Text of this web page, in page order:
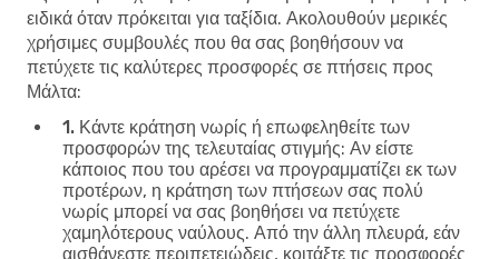
ειδικά όταν πρόκειται για ταξίδια. Ακολουθούν μερικές
χρήσιμες συμβουλές που θα σας βοηθήσουν να
πετύχετε τις καλύτερες προσφορές σε πτήσεις προς
Μάλτα:
1. Κάντε κράτηση νωρίς ή επωφεληθείτε των
προσφορών της τελευταίας στιγμής: Αν είστε
κάποιος που του αρέσει να προγραμματίζει εκ των
προτέρων, η κράτηση των πτήσεων σας πολύ
νωρίς μπορεί να σας βοηθήσει να πετύχετε
χαμηλότερους ναύλους. Από την άλλη πλευρά, εάν
αισθάνεστε περιπετειώδεις, κοιτάξτε τις προσφορές